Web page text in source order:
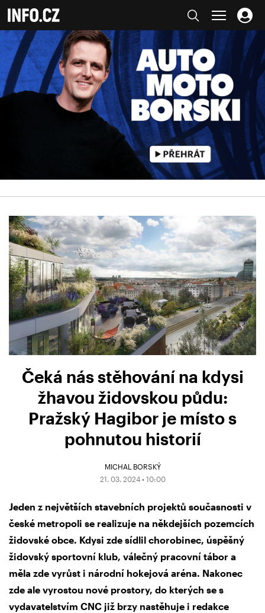
Čeká nás stěhování na kdysi
žhavou židovskou půdu:
Pražský Hagibor je místo s
pohnutou historií
MICHAL BORSKÝ
21. 03. 2024 • 10:00
Jeden z největších stavebních projektů současnosti v
české metropoli se realizuje na někdejších pozemcích
židovské obce. Kdysi zde sídlil chorobinec, úspěšný
židovský sportovní klub, válečný pracovní tábor a
měla zde vyrůst i národní hokejová aréna. Nakonec
zde ale vyrostou nové prostory, do kterých se s
vydavatelstvím CNC již brzy nastěhuje i redakce